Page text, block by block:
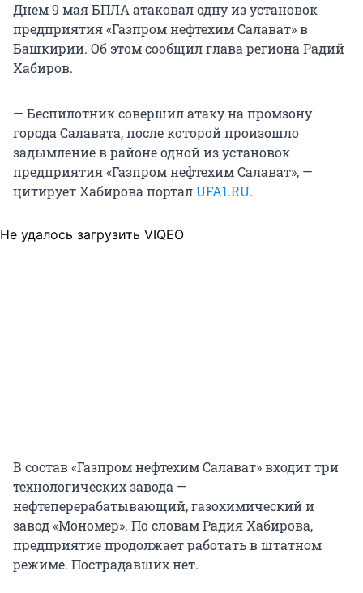
Днем 9 мая БПЛА атаковал одну из установок
предприятия «Газпром нефтехим Салават» в
Башкирии. Об этом сообщил глава региона Радий
Хабиров.
— Беспилотник совершил атаку на промзону
города Салавата, после которой произошло
задымление в районе одной из установок
предприятия «Газпром нефтехим Салават», —
цитирует Хабирова порталUFA1.RU.
Не удалось загрузить VIQEO
В состав «Газпром нефтехим Салават» входит три
технологических завода —
нефтеперерабатывающий, газохимический и
завод «Мономер». По словам Радия Хабирова,
предприятие продолжает работать в штатном
режиме. Пострадавших нет.